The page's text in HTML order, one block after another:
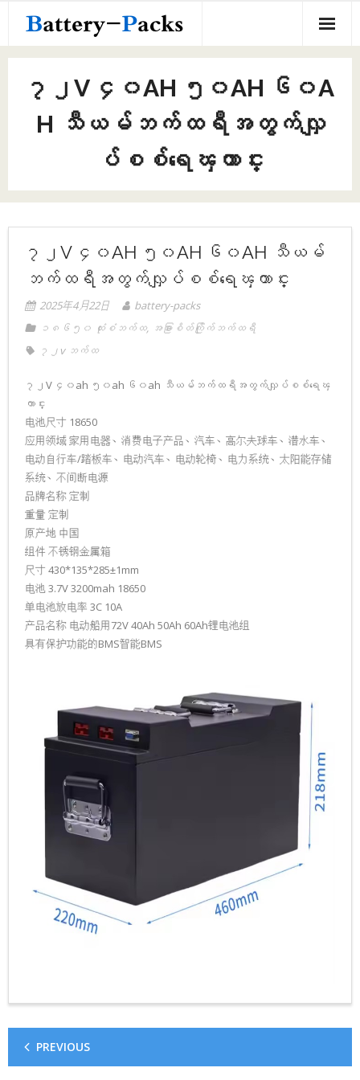
အိမ်
၁၈၆၅၀ ထုံးစံဘက်ထ
စိတ်ကြိုက်ဘက်ထ
-၁၈၆၅၀ စိတ်ကြိုက်ဘက်ထ
-အခြားစိတ်ကြိုက်ဘက်ထရီ
-၂၁၇၀၀ စိတ်ကြိုက်ဘက်ထ
-၁၆၃၅၀ စိတ်ကြိုက်ဘက်ထ
-၁၆၅၀၀ စိတ်ကြိုက်ဘက်ထ
-၁၆၆၅၀ စိတ်ကြိုက်ဘက်ထ
-၁၈၃၅၀ စိတ်ကြိုက်ဘက်ထ
-၁၈၅၀၀ စိတ်ကြိုက်ဘက်ထ
-၁၃၃၁၀ စိတ်ကြိုက်ဘက်ထ
-၁၄၂၈၀ စိတ်ကြိုက်ဘက်ထ
-၁၄၄၃၀ စိတ်ကြိုက်ဘက်ထ
-၂၆၆၅၀ စိတ်ကြိုက်ဘက်ထ
-၁၄၅၀၀ စိတ်ကြိုက်ဘက်ထ
-၃၂၇၀၀ စိတ်ကြိုက်ဘက်ထ
-၁၆၃၄၀ စိတ်ကြိုက်ဘက်ထ
-၃၃၁၄၀ စိတ်ကြိုက်ဘက်ထ
ကြှနျုပျတို့ကိုဆကျသှယျရနျ
၇၂V ၄၀AH ၅၀AH ၆၀A
H သီယမ်ဘက်ထရီအတွက်လျှ
ပ်စစ်ရေၾကာင္း
၇၂V ၄၀AH ၅၀AH ၆၀AH သီယမ်
ဘက်ထရီအတွက်လျှပ်စစ်ရေၾကာင္း
2025年4月22日
battery-packs
၁၈၆၅၀ ထုံးစံဘက်ထ, အခြားစိတ်ကြိုက်ဘက်ထရီ
၇၂v ဘက်ထ
၇၂V ၄၀ah ၅၀ah ၆၀ah သီယမ်ဘက်ထရီအတွက်လျှပ်စစ်ရေၾ
ကာင္း
电池尺寸 18650
应用领域 家用电器、消费电子产品、汽车、高尔夫球车、潜水车、
电动自行车/踏板车、电动汽车、电动轮椅、电力系统、太阳能存储
系统、不间断电源
品牌名称 定制
重量 定制
原产地 中国
组件 不锈钢金属箱
尺寸 430*135*285±1mm
电池 3.7V 3200mah 18650
单电池放电率 3C 10A
产品名称 电动船用72V 40Ah 50Ah 60Ah锂电池组
具有保护功能的BMS智能BMS
PREVIOUS